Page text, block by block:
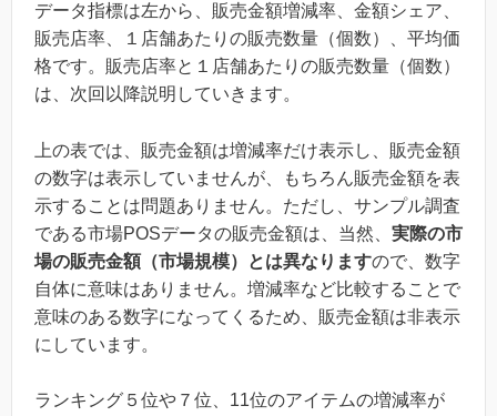
データ指標は左から、販売金額増減率、金額シェア、
販売店率、１店舗あたりの販売数量（個数）、平均価
格です。販売店率と１店舗あたりの販売数量（個数）
は、次回以降説明していきます。
上の表では、販売金額は増減率だけ表示し、販売金額
の数字は表示していませんが、もちろん販売金額を表
示することは問題ありません。ただし、サンプル調査
である市場POSデータの販売金額は、当然、 実際の市
場の販売金額（市場規模）とは異なりますので、数字
自体に意味はありません。増減率など比較することで
意味のある数字になってくるため、販売金額は非表示
にしています。
ランキング５位や７位、11位のアイテムの増減率が